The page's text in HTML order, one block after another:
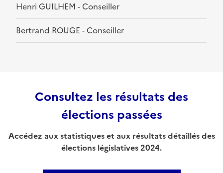
Henri GUILHEM - Conseiller
Bertrand ROUGE - Conseiller
Consultez les résultats des
élections passées
Accédez aux statistiques et aux résultats détaillés des
élections législatives 2024.